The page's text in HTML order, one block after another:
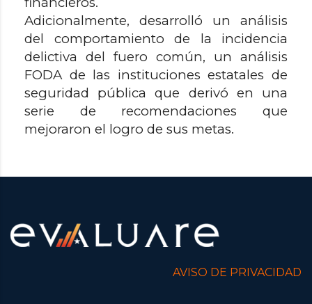
Adicionalmente, desarrolló un análisis
del comportamiento de la incidencia
delictiva del fuero común, un análisis
FODA de las instituciones estatales de
seguridad pública que derivó en una
serie de recomendaciones que
mejoraron el logro de sus metas.
AVISO DE PRIVACIDAD